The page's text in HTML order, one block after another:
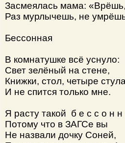
Засмеялась мама:
Раз мурлычешь, не
Бессонная
В комнатушке всё уснуло:
Свет зелёный на стене,
Книжки, стол, четыре
И не спится только мне.
Я расту такой б е с с о н н
Потому что в ЗАГСе вы
Не назвали дочку Соней,